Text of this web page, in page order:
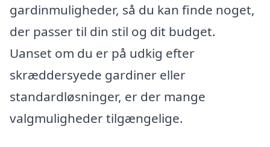
gardinmuligheder, så du kan finde noget,
der passer til din stil og dit budget.
Uanset om du er på udkig efter
skræddersyede gardiner eller
standardløsninger, er der mange
valgmuligheder tilgængelige.